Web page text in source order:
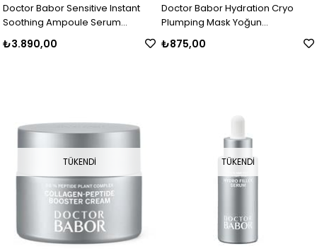
Doctor Babor Sensitive Instant
Soothing Ampoule Serum
Concentrate Anında Rahatlatıcı
Ampul Kürü 7x2 ml
₺3.890,00
Doctor Babor Hydration Cryo
Plumping Mask Yoğun
Nemlendirici Maske
₺875,00
TÜKENDI TÜKENDI